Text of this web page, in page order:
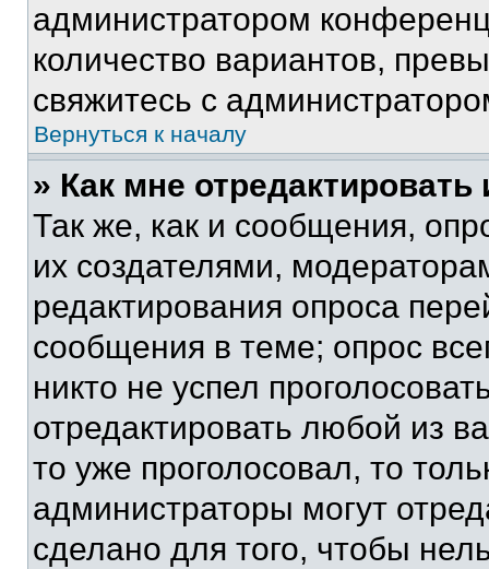
администратором
количество вариантов,
свяжитесь с
Вернуться к началу
» Как мне
Так же, как и сообщения,
их создателями,
редактирования опроса
сообщения в теме; опрос
никто не успел
отредактировать любой из
то уже проголосовал, то
администраторы могут
сделано для того, чтобы